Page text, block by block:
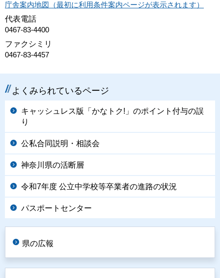
庁舎案内地図（最初に利用条件案内ページが表示されます）
代表電話
0467-83-4400
ファクシミリ
0467-83-4457
よくみられているページ
キャッシュレス版「かなトク!」のポイント付与の誤
り
公私合同説明・相談会
神奈川県の活断層
令和7年度 公立中学校等卒業者の進路の状況
パスポートセンター
県の広報